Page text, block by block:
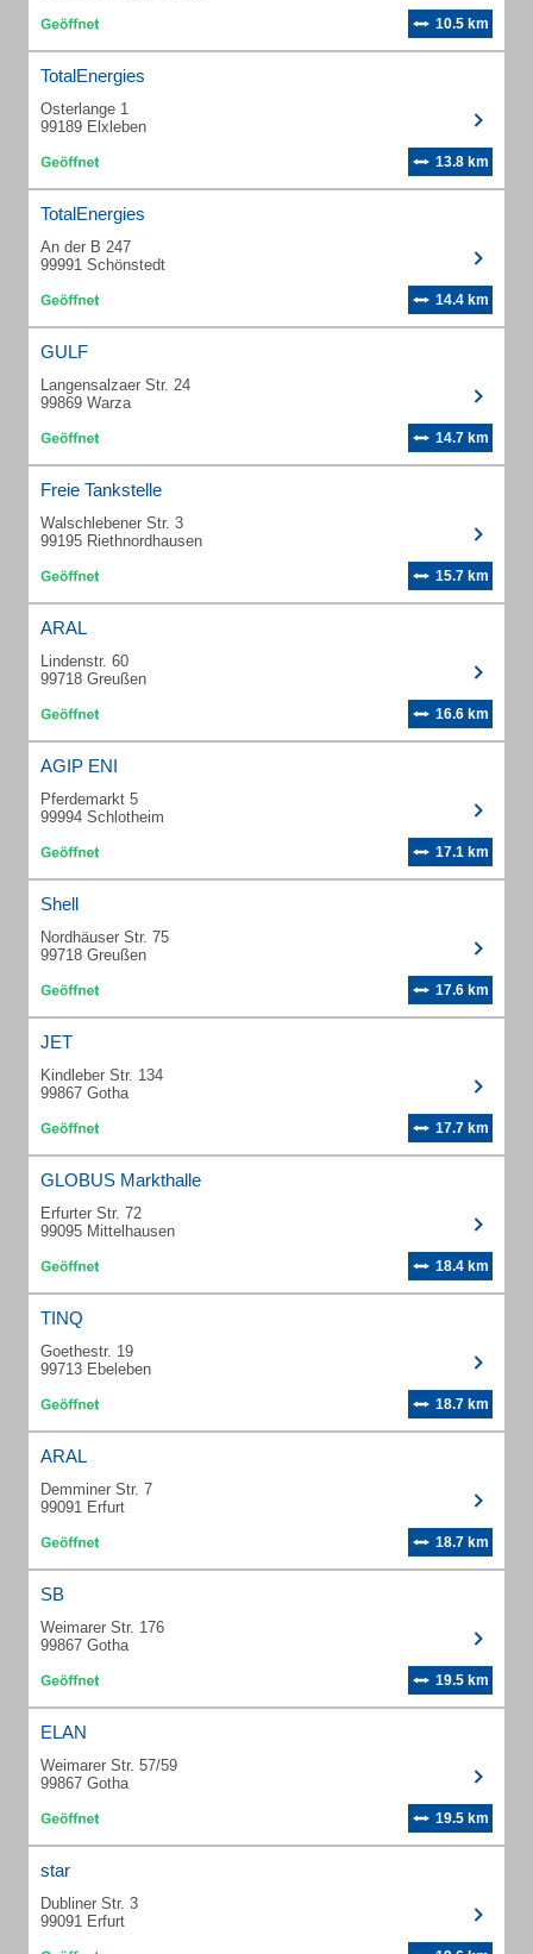
10.5 km
TotalEnergies
Osterlange 1
99189 Elxleben
13.8 km
TotalEnergies
An der B 247
99991 Schönstedt
14.4 km
GULF
Langensalzaer Str. 24
99869 Warza
14.7 km
Freie Tankstelle
Walschlebener Str. 3
99195 Riethnordhausen
15.7 km
ARAL
Lindenstr. 60
99718 Greußen
16.6 km
AGIP ENI
Pferdemarkt 5
99994 Schlotheim
17.1 km
Shell
Nordhäuser Str. 75
99718 Greußen
17.6 km
JET
Kindleber Str. 134
99867 Gotha
17.7 km
GLOBUS Markthalle
Erfurter Str. 72
99095 Mittelhausen
18.4 km
TINQ
Goethestr. 19
99713 Ebeleben
18.7 km
ARAL
Demminer Str. 7
99091 Erfurt
18.7 km
SB
Weimarer Str. 176
99867 Gotha
19.5 km
ELAN
Weimarer Str. 57/59
99867 Gotha
19.5 km
star
Dubliner Str. 3
99091 Erfurt